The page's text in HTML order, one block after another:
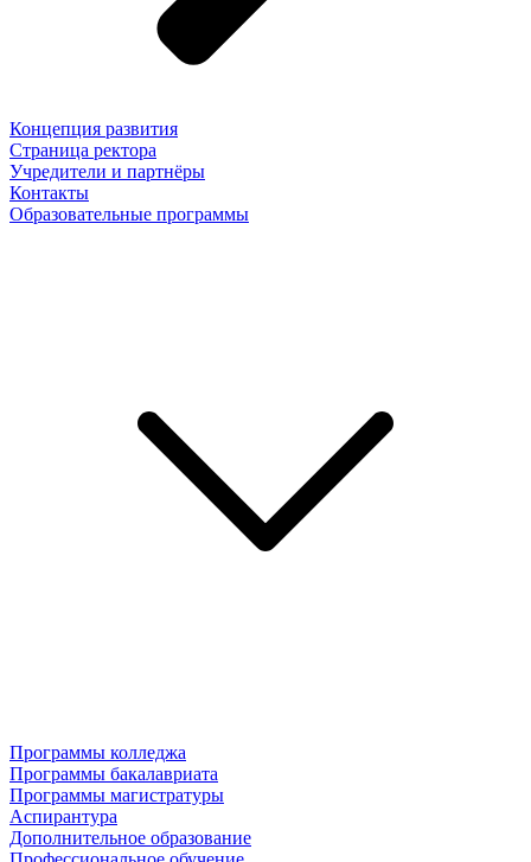
Концепция развития
Страница ректора
Учредители и партнёры
Контакты
Образовательные программы
Программы колледжа
Программы бакалавриата
Программы магистратуры
Аспирантура
Дополнительное образование